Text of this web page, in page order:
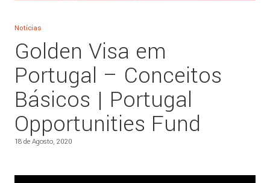
Notícias
Golden Visa em
Portugal – Conceitos
Básicos | Portugal
Opportunities Fund
18 de Agosto, 2020